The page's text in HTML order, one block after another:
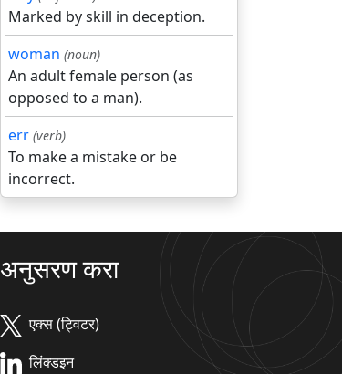
Marked by skill in deception.
woman (noun)
An adult female person (as
opposed to a man).
err (verb)
To make a mistake or be
incorrect.
अनुसरण करा
एक्स (ट्विटर)
लिंक्डइन